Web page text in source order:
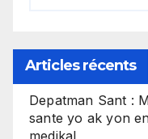
Articles récents
Depatman Sant :
sante yo ak yon